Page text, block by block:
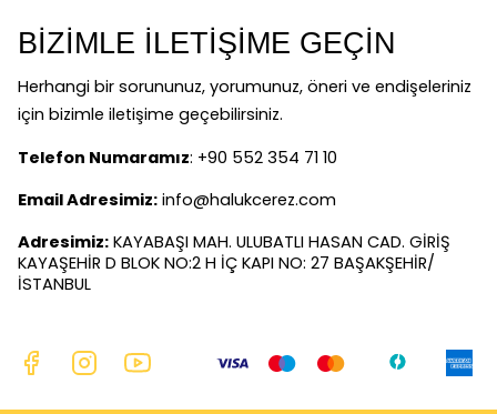
BİZİMLE İLETİŞİME GEÇİN
Herhangi bir sorununuz, yorumunuz, öneri ve endişeleriniz
için bizimle iletişime geçebilirsiniz.
Telefon Numaramız: +90 552 354 71 10
Email Adresimiz: info@halukcerez.com
Adresimiz: KAYABAŞI MAH. ULUBATLI HASAN CAD. GİRİŞ
KAYAŞEHİR D BLOK NO:2 H İÇ KAPI NO: 27 BAŞAKŞEHİR/
İSTANBUL